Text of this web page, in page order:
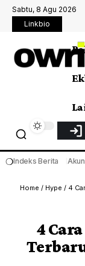
Sabtu, 8 Agu 2026
Linkbio
❍Indeks Berita
Home / Hype / 4
4